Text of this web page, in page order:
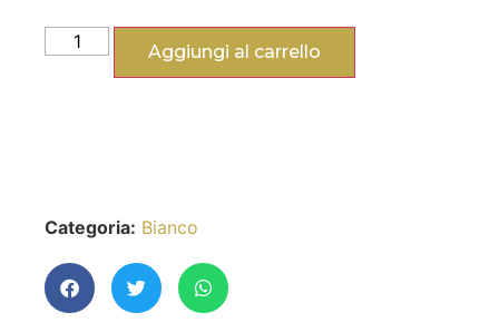
Aggiungi al carrello
Categoria: Bianco